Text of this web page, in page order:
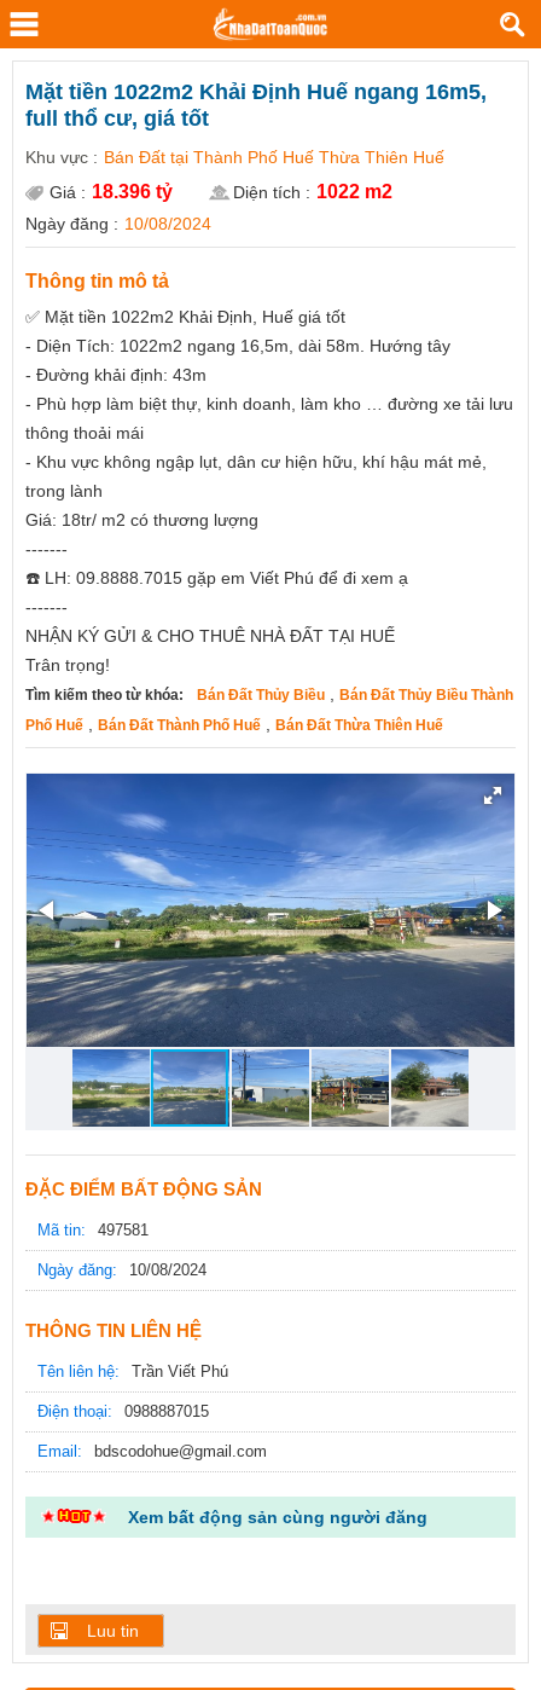
Mặt tiền 1022m2 Khải Định Huế ngang 16m5,
full thổ cư, giá tốt
Khu vực : Bán Đất tại Thành Phố Huế Thừa Thiên Huế
Giá : 18.396 tỷ Diện tích : 1022 m2
Ngày đăng : 10/08/2024
Thông tin mô tả
✅ Mặt tiền 1022m2 Khải Định, Huế giá tốt
- Diện Tích: 1022m2 ngang 16,5m, dài 58m. Hướng tây
- Đường khải định: 43m
- Phù hợp làm biệt thự, kinh doanh, làm kho … đường xe tải lưu
thông thoải mái
- Khu vực không ngập lụt, dân cư hiện hữu, khí hậu mát mẻ,
trong lành
Giá: 18tr/ m2 có thương lượng
-------
☎️ LH: 09.8888.7015 gặp em Viết Phú để đi xem ạ
-------
NHẬN KÝ GỬI & CHO THUÊ NHÀ ĐẤT TẠI HUẾ
Trân trọng!
Tìm kiếm theo từ khóa: Bán Đất Thủy Biều
Bán Đất Thủy Biều Thành
Phố Huế
Bán Đất Thành Phố Huế Bán Đất Thừa Thiên Huế
ĐẶC ĐIỂM BẤT ĐỘNG SẢN
Mã tin: 497581
Ngày đăng: 10/08/2024
THÔNG TIN LIÊN HỆ
Tên liên hệ: Trần Viết Phú
Điện thoại: 0988887015
Email: bdscodohue@gmail.com
Xem bất động sản cùng người đăng
Luu tin